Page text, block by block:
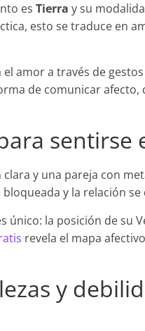
es Tierra y su
esto se traduce en
amor a través de
de comunicar afecto,
sentirse
y una pareja con
y la relación
la posición de su
revela el mapa
y